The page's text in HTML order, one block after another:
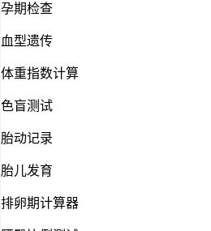
孕期检查
血型遗传
体重指数计算
色盲测试
胎动记录
胎儿发育
排卵期计算器